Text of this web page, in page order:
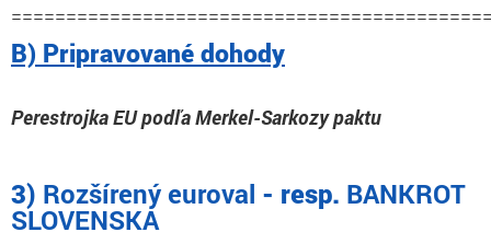
B) Pripravované dohody
Perestrojka EU podľa Merkel-Sarkozy paktu
3) Rozšírený euroval - resp. BANKROT
SLOVENSKA